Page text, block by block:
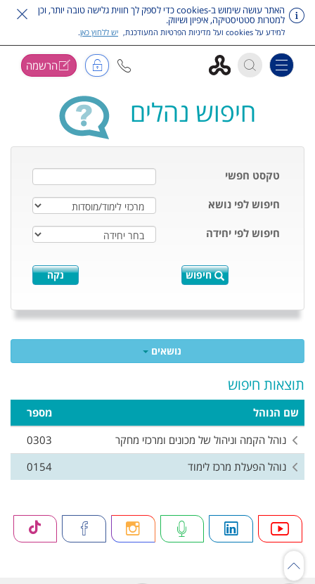
האתר עושה שימוש ב-cookies כדי לספק לך חווית גלישה טובה יותר, וכן
למטרות סטטיסטיקה, איפיון ושיווק.
למידע על cookies ועל מדיניות הפרטיות המעודכנת, יש ללחוץ כאן.
Toggle navigation הרשמה
חיפוש נהלים
טקסט חפשי
חיפוש לפי נושא
חיפוש לפי יחידה
חיפוש נקה
נושאים
תוצאות חיפוש
שם הנוהל
מספר
נוהל הקמה וניהול של מכונים ומרכזי מחקר
0303
נוהל הפעלת מרכז לימוד
0154